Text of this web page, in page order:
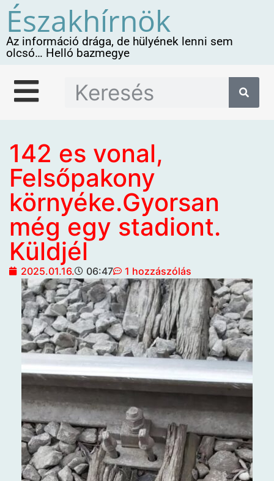
Északhírnök
Az információ drága, de hülyének lenni sem
olcsó… Helló bazmegye
142 es vonal,
Felsőpakony
környéke.Gyorsan
még egy stadiont.
Küldjél
2025.01.16. 06:47 1 hozzászólás